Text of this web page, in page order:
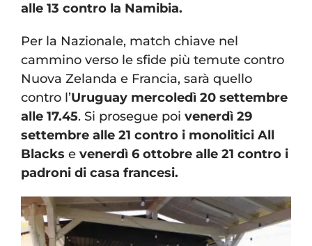
alle 13 contro la Namibia.
Per la Nazionale, match chiave nel
cammino verso le sfide più temute contro
Nuova Zelanda e Francia, sarà quello
contro l’Uruguay mercoledì 20 settembre
alle 17.45. Si prosegue poi venerdì 29
settembre alle 21 contro i monolitici All
Blacks e venerdì 6 ottobre alle 21 contro i
padroni di casa francesi.